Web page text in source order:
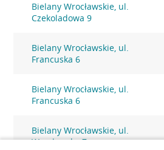
Bielany Wrocławskie, ul.
Czekoladowa 9
Bielany Wrocławskie, ul.
Francuska 6
Bielany Wrocławskie, ul.
Francuska 6
Bielany Wrocławskie, ul.
Wrocławska 7